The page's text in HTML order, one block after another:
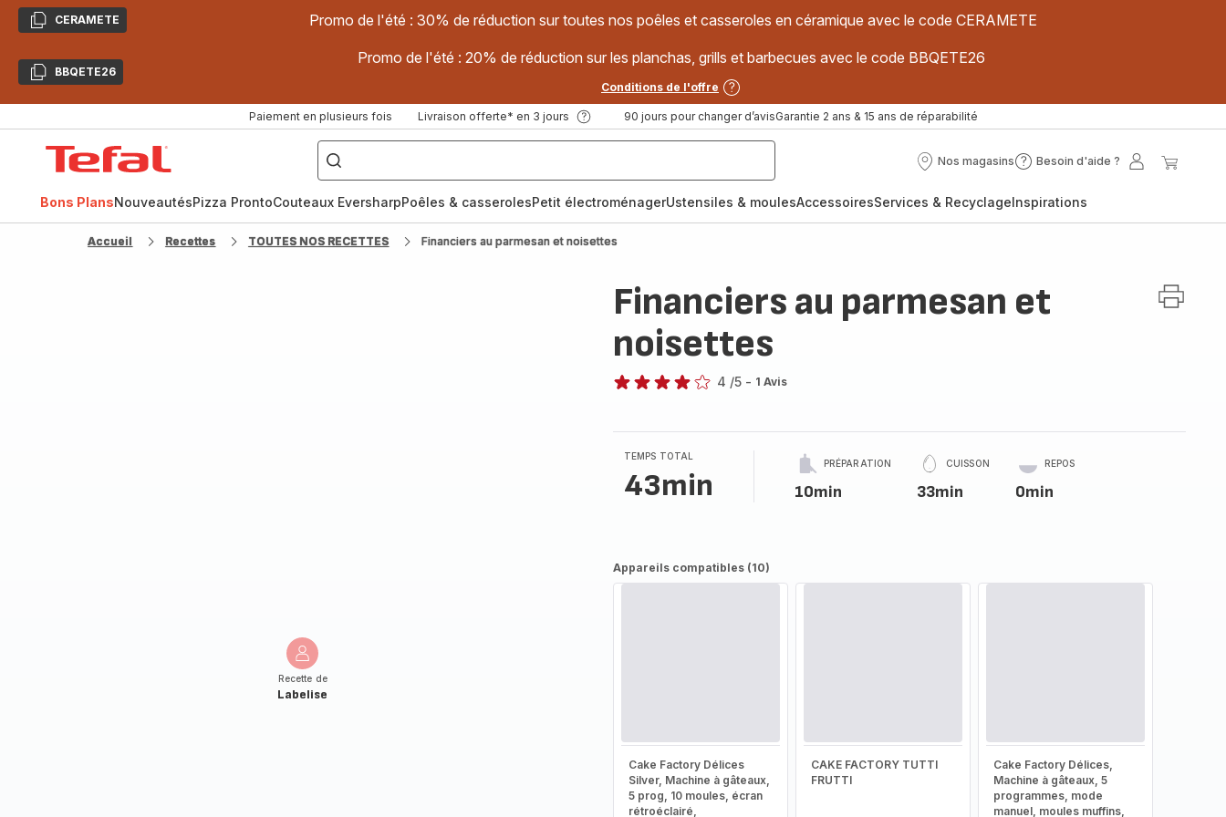
CopierCERAMETE Promo de l'été : 30% de réduction sur toutes nos poêles et casseroles en céramique avec le code CERAMETE
CopierBBQETE26
Promo de l'été : 20% de réduction sur les planchas, grills et barbecues avec le code BBQETE26
Conditions de l'offre
Paiement en plusieurs fois Livraison offerte* en 3 jours 90 jours pour changer d’avisGarantie 2 ans & 15 ans de réparabilité
["Poêles
inox,
Cake
Factory,
Nos magasins
Nos
Besoin d'aide ?
Besoin
?
Mon
Bons PlansNouveautésPizza ProntoCouteaux EversharpPoêles & casserolesPetit électroménagerUstensiles & moulesAccessoiresServices & RecyclageInspirations
Accueil Recettes TOUTES NOS RECETTES Financiers au parmesan et noisettes
Recette de
Labelise
Financiers au parmesan et
noisettes
étoiles
(moyenne)
4 /5 - 1 Avis
TEMPS TOTAL
43min
PRÉPARATION
10min
CUISSON
33min
REPOS
0min
Appareils compatibles (10)
Cake Factory Délices
Silver, Machine à gâteaux,
5 prog, 10 moules, écran
rétroéclairé,
CAKE FACTORY TUTTI
FRUTTI
Cake Factory Délices,
Machine à gâteaux, 5
programmes, mode
manuel, moules muffins,